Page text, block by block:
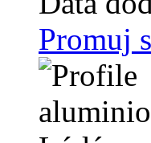
Promuj